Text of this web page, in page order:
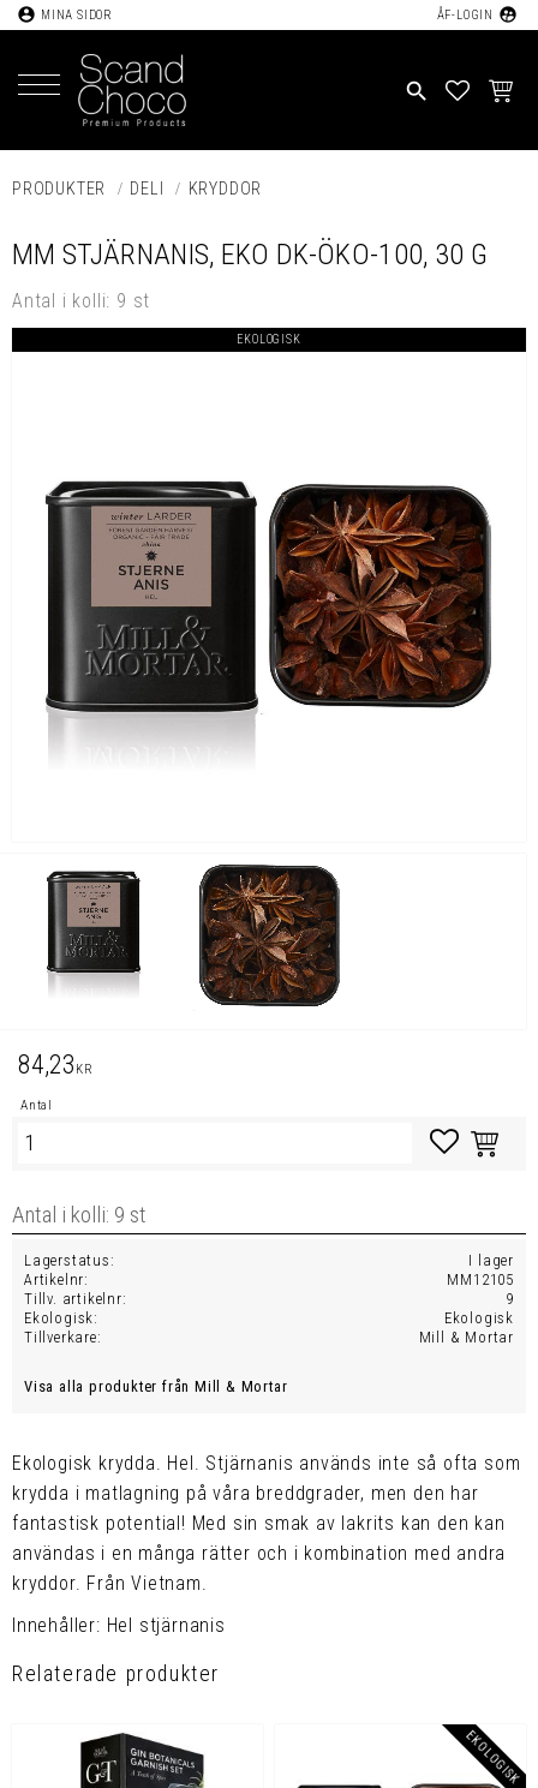
account_circle MINA SIDOR ÅF-LOGIN supervised_user_circle
search
PRODUKTER DELI KRYDDOR
MM STJÄRNANIS, EKO DK-ÖKO-100, 30 G
Antal i kolli: 9 st
EKOLOGISK
84,23 KR
Antal
Lagerstatus
I lager
Artikelnr
MM12105
Tillv. artikelnr
9
Ekologisk
Ekologisk
Tillverkare
Mill & Mortar
Visa alla produkter från Mill & Mortar
Ekologisk krydda. Hel. Stjärnanis används inte så ofta som
krydda i matlagning på våra breddgrader, men den har
fantastisk potential! Med sin smak av lakrits kan den kan
användas i en många rätter och i kombination med andra
kryddor. Från Vietnam.
Innehåller: Hel stjärnanis
Relaterade produkter
EKOLOGISK